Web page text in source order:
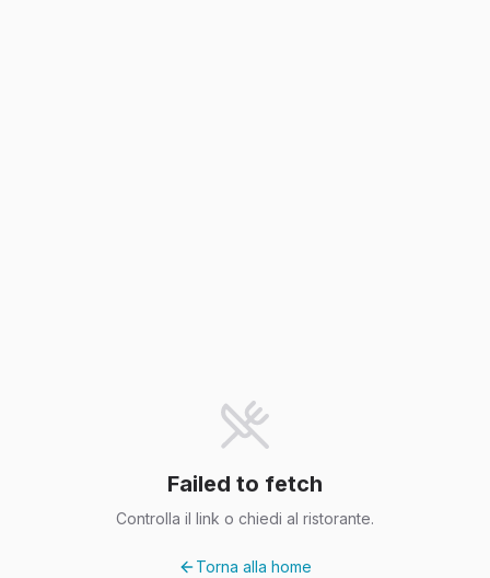
Failed to fetch
Controlla il link o chiedi al ristorante.
Torna alla home